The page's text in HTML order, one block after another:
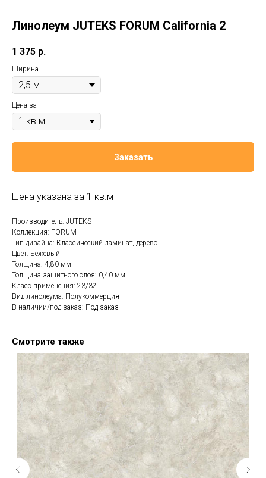
Линолеум JUTEKS FORUM California 2
1 375 р.
Ширина
Цена за
Заказать
Цена указана за 1 кв.м
Производитель: JUTEKS
Коллекция: FORUM
Тип дизайна: Классический ламинат, дерево
Цвет: Бежевый
Толщина: 4,80 мм
Толщина защитного слоя: 0,40 мм
Класс применения: 23/32
Вид линолеума: Полукоммерция
В наличии/под заказ: Под заказ
Смотрите также